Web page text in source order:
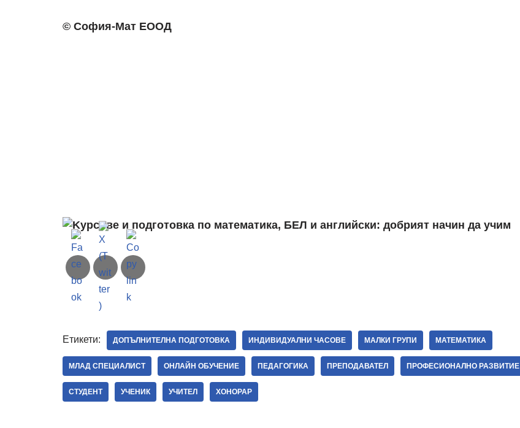
© София-Мат ЕООД
Етикети: ДОПЪЛНИТЕЛНА ПОДГОТОВКА ИНДИВИДУАЛНИ ЧАСОВЕ МАЛКИ ГРУПИ МАТЕМАТИКА
МЛАД СПЕЦИАЛИСТ ОНЛАЙН ОБУЧЕНИЕ ПЕДАГОГИКА ПРЕПОДАВАТЕЛ ПРОФЕСИОНАЛНО РАЗВИТИЕ
СТУДЕНТ УЧЕНИК УЧИТЕЛ ХОНОРАР